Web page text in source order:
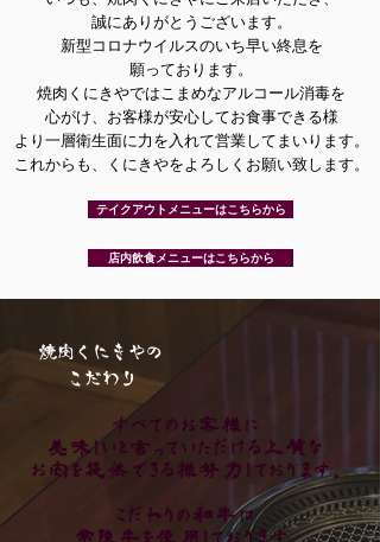
誠にありがとうございます。
新型コロナウイルスのいち早い終息を
願っております。
焼肉くにきやではこまめなアルコール消毒を
心がけ、お客様が安心してお食事できる様
より一層衛生面に力を入れて営業してまいります。
これからも、くにきやをよろしくお願い致します。
テイクアウトメニューはこちらから
店内飲食メニューはこちらから
焼肉くにきやの
こだわり
すべてのお客様に
美味しいと言っていただける上質な
お肉を提供できる様努力しております。
​こだわりの和牛は
常陸牛を使用しております。